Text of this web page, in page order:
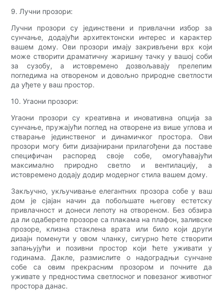
9. Лучни прозори:
Лучни прозори су јединствени и привлачни избор за
сунчање, додајући архитектонски интерес и карактер
вашем дому. Ови прозори имају закривљени врх који
може створити драматичну жаришну тачку у вашој соби
за сузобу, а истовремено дозвољавају прелепим
погледима на отвореном и довољно природне светлости
да уђете у ваш простор.
10. Угаони прозори:
Угаони прозори су креативна и иновативна опција за
сунчање, пружајући поглед на отворене из више углова и
стварање јединственог и динамичког простора. Ови
прозори могу бити дизајнирани прилагођени да поставе
специфичан распоред своје собе, омогућавајући
максимално природно светло и вентилацију, а
истовремено додају додир модерног стила вашем дому.
Закључно, укључивање елегантних прозора собе у ваш
дом је сјајан начин да побољшате његову естетску
привлачност и донеси лепоту на отвореном. Без обзира
да ли одаберете прозоре са плакама на плафон, заливске
прозоре, клизна стаклена врата или било који други
дизајн поменути у овом чланку, сигурно ћете створити
запањујући и позивни простор који ћете уживати у
годинама. Дакле, размислите о надоградњи сунчане
собе са овим прекрасним прозором и почните да
уживате у предностима светлосног и повезаног животног
простора данас.